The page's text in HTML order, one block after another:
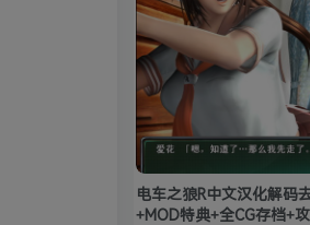
电车之狼R中文汉化解码
+MOD特典+全CG存档+